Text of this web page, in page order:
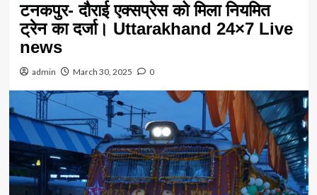
टनकपुर- दौराई एक्सप्रेस को मिला नियमित
ट्रेन का दर्जा। Uttarakhand 24×7 Live
news
admin March 30, 2025 0